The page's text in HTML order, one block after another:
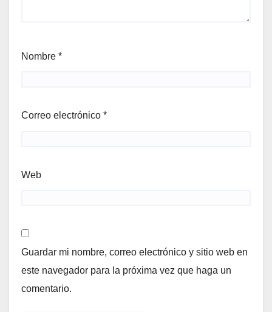
Nombre *
Correo electrónico *
Web
Guardar mi nombre, correo electrónico y sitio web en
este navegador para la próxima vez que haga un
comentario.